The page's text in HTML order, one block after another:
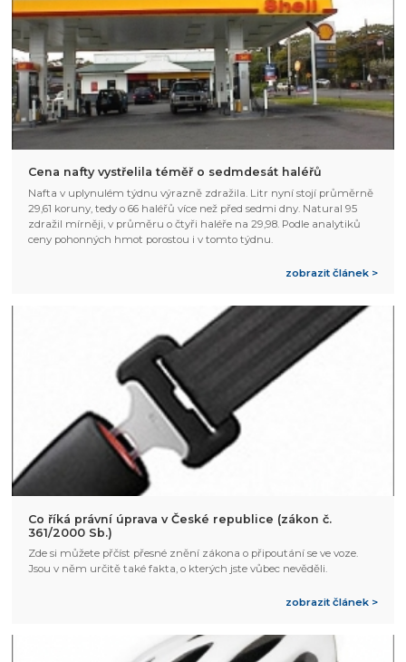
Cena nafty vystřelila téměř o sedmdesát haléřů
Nafta v uplynulém týdnu výrazně zdražila. Litr nyní stojí průměrně
29,61 koruny, tedy o 66 haléřů více než před sedmi dny. Natural 95
zdražil mírněji, v průměru o čtyři haléře na 29,98. Podle analytiků
ceny pohonných hmot porostou i v tomto týdnu.
zobrazit článek >
Co říká právní úprava v České republice (zákon č.
361/2000 Sb.)
Zde si můžete přčíst přesné znění zákona o připoutání se ve voze.
Jsou v něm určitě také fakta, o kterých jste vůbec nevěděli.
zobrazit článek >